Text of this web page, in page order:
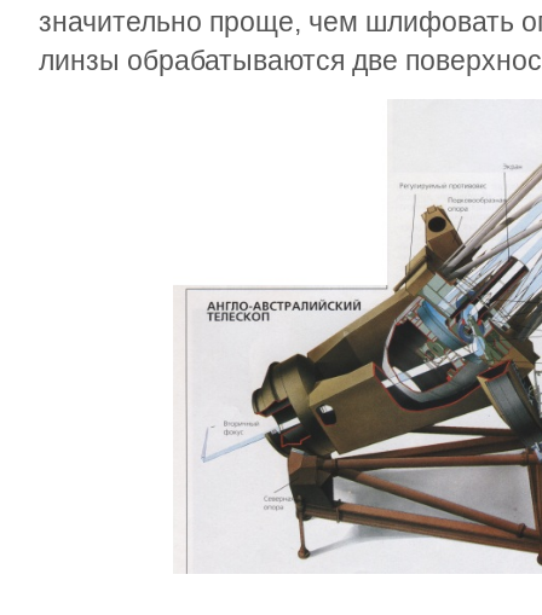
значительно проще, чем шлифовать
линзы обрабатываются две